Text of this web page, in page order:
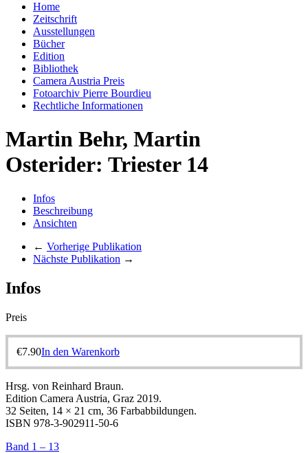
Home
Zeitschrift
Ausstellungen
Bücher
Edition
Bibliothek
Camera Austria Preis
Fotoarchiv Pierre Bourdieu
Rechtliche Informationen
Martin Behr, Martin
Osterider: Triester 14
Infos
Beschreibung
Ansichten
← Vorherige Publikation
Nächste Publikation →
Infos
Preis
€7.90In den Warenkorb
Hrsg. von Reinhard Braun.
Edition Camera Austria, Graz 2019.
32 Seiten, 14 × 21 cm, 36 Farbabbildungen.
ISBN 978-3-902911-50-6
Band 1 – 13